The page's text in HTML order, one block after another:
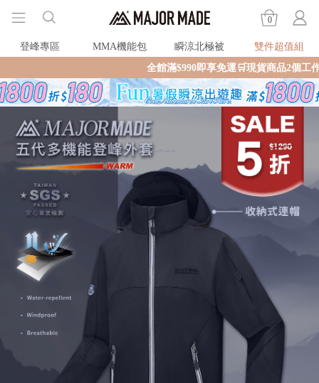
0
登峰專區 MMA機能包 瞬涼北極被
雙件超值組
全館滿$990即享免運🛒現貨商品2個工作天內火速寄出